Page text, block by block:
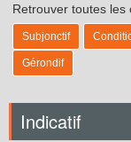
Retrouver toutes les
Subjonctif
Gérondif
Indicatif